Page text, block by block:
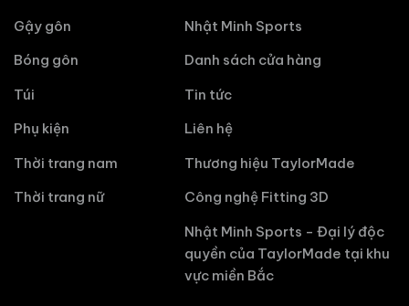
Gậy gôn
Bóng gôn
Túi
Phụ kiện
Thời trang nam
Thời trang nữ
Nhật Minh Sports
Danh sách cửa hàng
Tin tức
Liên hệ
Thương hiệu TaylorMade
Công nghệ Fitting 3D
Nhật Minh Sports - Đại lý độc
quyền của TaylorMade tại khu
vực miền Bắc